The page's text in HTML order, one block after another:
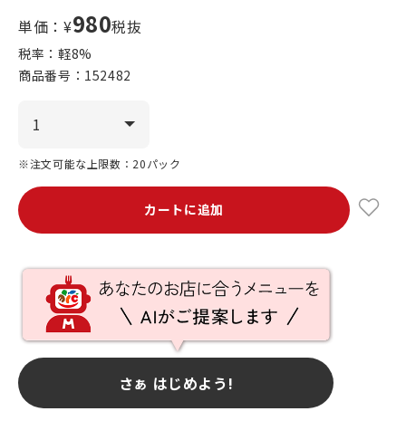
単価：¥980税抜
税率：軽8%
商品番号： 152482
※注文可能な上限数：20パック
カートに追加
さぁ はじめよう!